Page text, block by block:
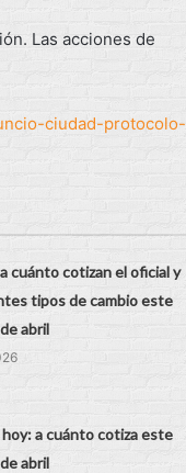
Las acciones de
ciudad-protocolo-
cuánto cotizan el oficial y
tipos de cambio este
abril
hoy: a cuánto cotiza este
abril